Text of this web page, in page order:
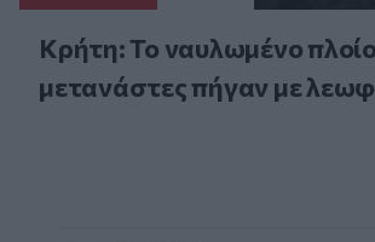
Κρήτη: Το ναυλωμένο
μετανάστες πήγαν με